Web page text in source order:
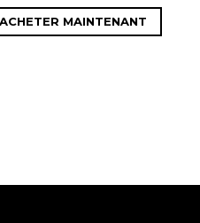
ACHETER MAINTENANT